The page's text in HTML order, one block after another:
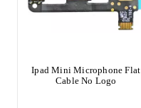
Ipad Mini Microphone Flat
Cable No Logo